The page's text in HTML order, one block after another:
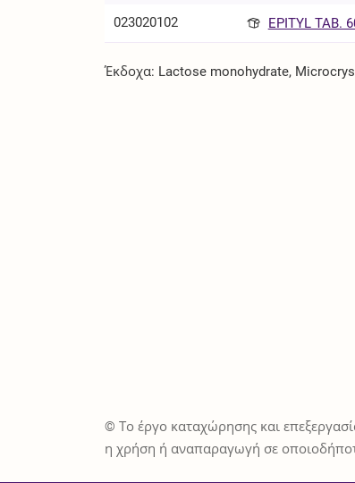
023020102 EPITYL TAB.
Έκδοχα: Lactose monohydrate,
© Το έργο καταχώρησης και
η χρήση ή αναπαραγωγή σε